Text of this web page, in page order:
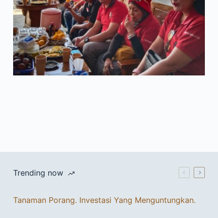
Trending now
Tanaman Porang. Investasi Yang Menguntungkan.